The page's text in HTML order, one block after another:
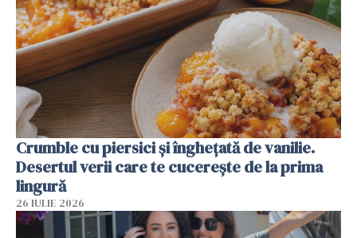
Crumble cu piersici și înghețată de vanilie.
Desertul verii care te cucerește de la prima
lingură
26 IULIE 2026